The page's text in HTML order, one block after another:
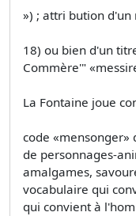
») ; attri­ bution d'un
18) ou bien d'un
Commère'"
La Fontaine joue
code «mensonger»
de personnages-
amalgames,
vocabulaire qui
qui convient à